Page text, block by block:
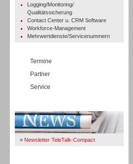
Logging/Monitoring/
Qualitätssicherung
Contact Center u. CRM Software
Workforce-Management
Mehrwertdienste/Servicenummern
Termine
Partner
Service
» Newsletter TeleTalk-Compact